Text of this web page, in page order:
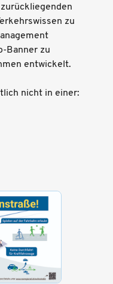
zu
Banner zu
entwickelt.
nicht in einer: